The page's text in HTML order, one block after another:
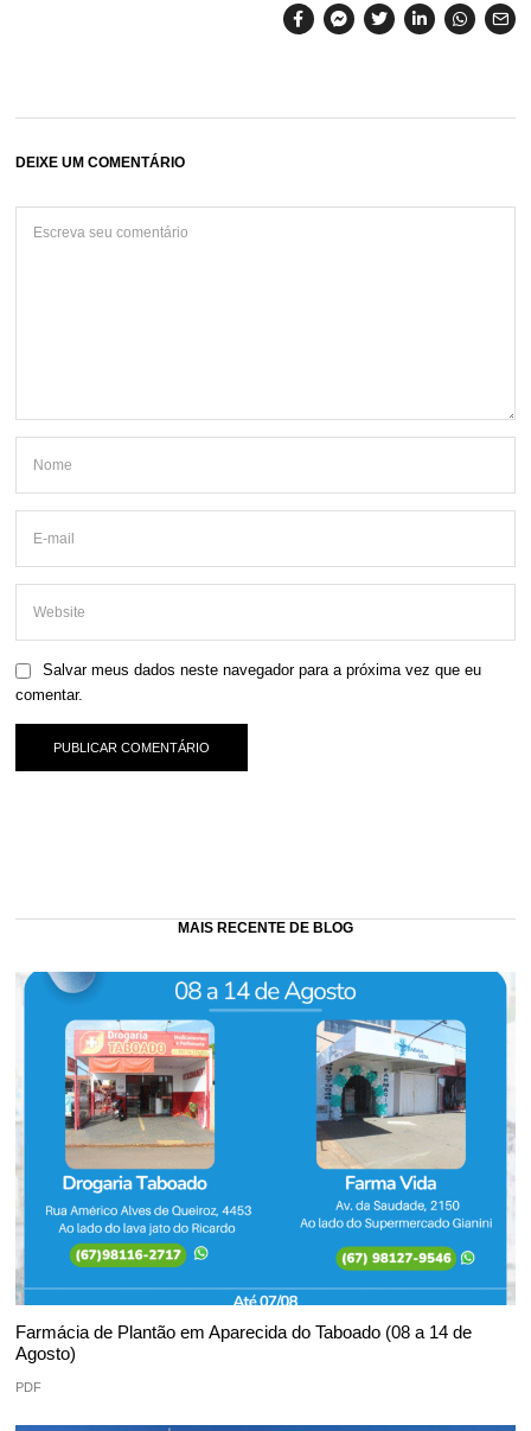
DEIXE UM COMENTÁRIO
Salvar meus dados neste navegador para a próxima vez que eu
comentar.
MAIS RECENTE DE BLOG
Farmácia de Plantão em Aparecida do Taboado (08 a 14 de
Agosto)
PDF